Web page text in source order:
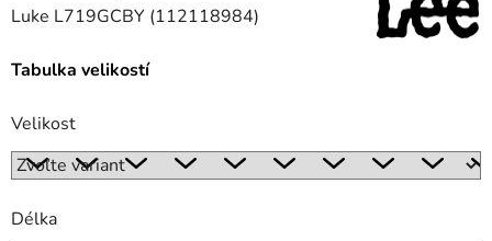
Luke L719GCBY (112118984)
Tabulka velikostí
Velikost
Délka